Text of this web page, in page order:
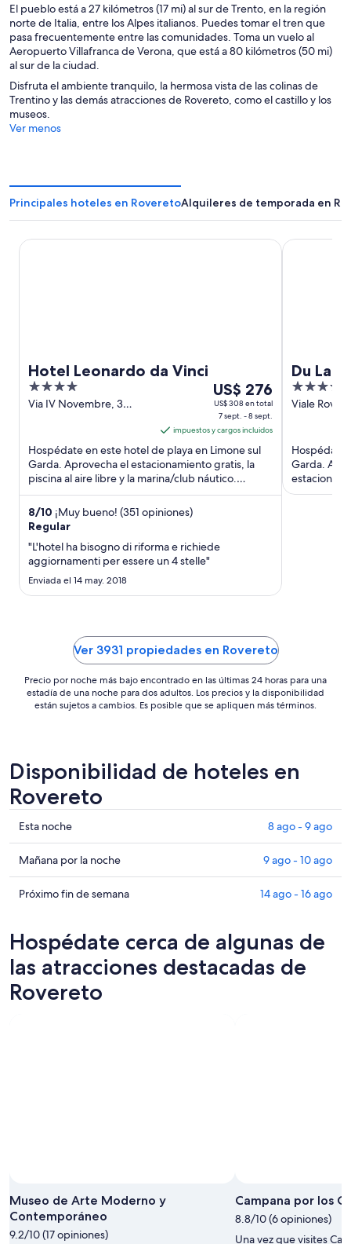
u
n
a
n
e
v
a
a
El pueblo está a 27 kilómetros (17 mi) al sur de Trento, en la región
norte de Italia, entre los Alpes italianos. Puedes tomar el tren que
pasa frecuentemente entre las comunidades. Toma un vuelo al
Aeropuerto Villafranca de Verona, que está a 80 kilómetros (50 mi)
al sur de la ciudad.
Disfruta el ambiente tranquilo, la hermosa vista de las colinas de
Trentino y las demás atracciones de Rovereto, como el castillo y los
museos.
Ver menos
Principales hoteles en RoveretoAlquileres de temporada en
Hotel Leonardo da Vinci
4
out
Via IV Novembre, 3
Del
7
sept
al
8
sept,
el
es
US$ 276
US$ 308 en total
7 sept. - 8 sept.
impuestos y cargos incluidos
Hospédate en este hotel de playa en Limone sul
Garda. Aprovecha el estacionamiento gratis, la
piscina al aire libre y la marina/club náutico.
Estarás muy cerca ...
8/10 ¡Muy bueno! (351 opiniones)
Regular
"L'hotel ha bisogno di riforma e richiede
aggiornamenti per essere un 4 stelle"
Enviada el 14 may. 2018
Hotel Leonardo da Vinci
Du Lac
4
out
Viale
Hospédate
Garda.
completo.
Du Lac et
Ver 3931 propiedades en Rovereto
Precio por noche más bajo encontrado en las últimas 24 horas para una
estadía de una noche para dos adultos. Los precios y la disponibilidad
están sujetos a cambios. Es posible que se apliquen más términos.
Disponibilidad de hoteles en
Rovereto
Ver
precios
de
propiedades
en
esta
noche,
8
ago
Esta noche 8 ago - 9 ago
Ver
precios
de
Rovereto
mañana
por
Mañana por la noche 9 ago - 10 ago
Ver
propiedades
en
Rovereto
para
Próximo fin de semana 14 ago - 16 ago
Hospédate cerca de algunas de
las atracciones destacadas de
Rovereto
Museo de Arte Moderno y
Contemporáneo
9.2/10 (17 opiniones)
Campana por los
8.8/10 (6 opiniones)
Una vez que visites